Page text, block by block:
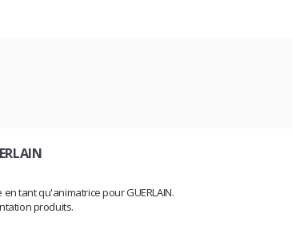
tant qu'animatrice pour GUERLAIN.
produits.